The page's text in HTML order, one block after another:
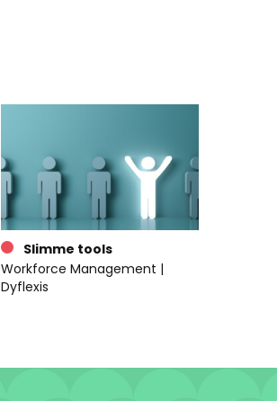
Slimme tools
Workforce Management |
Dyflexis